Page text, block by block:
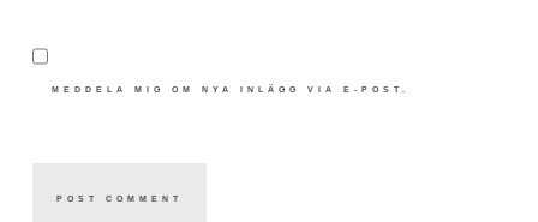
MEDDELA MIG OM NYA INLÄGG VIA E-POST.